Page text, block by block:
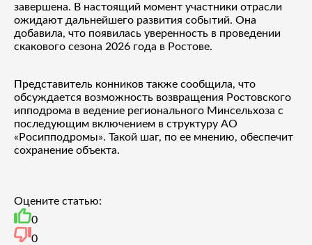
завершена. В настоящий момент участники отрасли
ожидают дальнейшего развития событий. Она
добавила, что появилась уверенность в проведении
скакового сезона 2026 года в Ростове.
Представитель конников также сообщила, что
обсуждается возможность возвращения Ростовского
ипподрома в ведение регионального Минсельхоза с
последующим включением в структуру АО
«Росипподромы». Такой шаг, по ее мнению, обеспечит
сохранение объекта.
Оцените статью:
0
0